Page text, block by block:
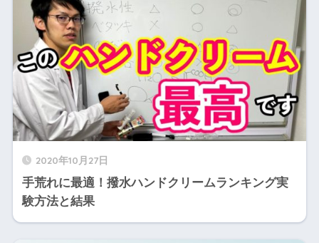
2020年10月27日
手荒れに最適！撥水ハンドクリームランキング実
験方法と結果